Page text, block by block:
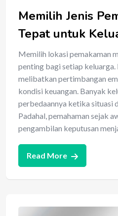
Memilih Jenis
Tepat untuk
Memilih lokasi pemakaman
penting bagi setiap
melibatkan pertimbangan
kondisi keuangan. Banyak
perbedaannya ketika situasi
Padahal, pemahaman sejak
pengambilan keputusan
Read More